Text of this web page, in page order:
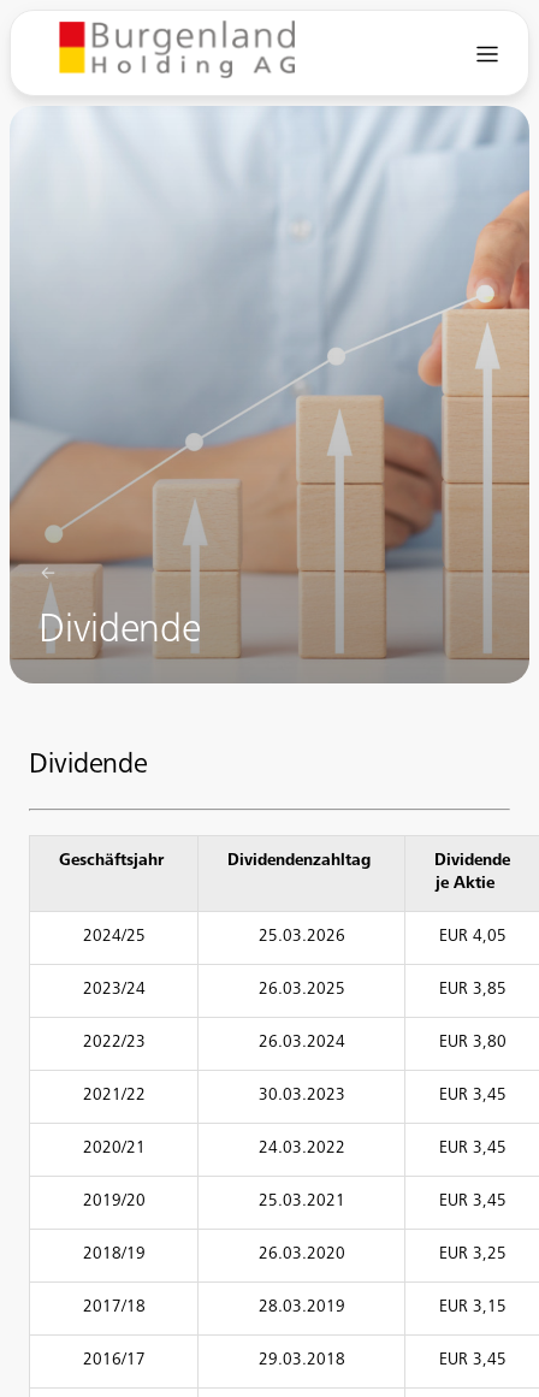
Dividende
Dividende
Geschäftsjahr Dividendenzahltag
Dividende
je Aktie
2024/25 25.03.2026 EUR 4,05
2023/24 26.03.2025 EUR 3,85
2022/23 26.03.2024 EUR 3,80
2021/22 30.03.2023 EUR 3,45
2020/21 24.03.2022 EUR 3,45
2019/20 25.03.2021 EUR 3,45
2018/19 26.03.2020 EUR 3,25
2017/18 28.03.2019 EUR 3,15
2016/17 29.03.2018 EUR 3,45